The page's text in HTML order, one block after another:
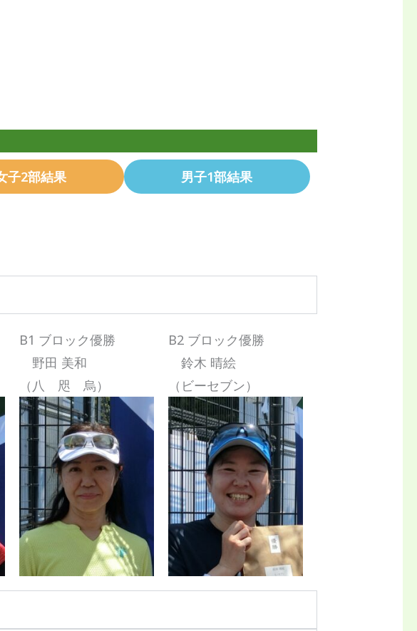
子2部結果
男子1部結果
B1 ブロック優勝
野田 美和
（八 咫 烏）
B2 ブロック優勝
鈴木 晴絵
（ビーセブン）